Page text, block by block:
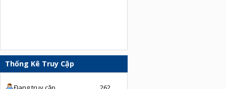
Thống Kê Truy Cập